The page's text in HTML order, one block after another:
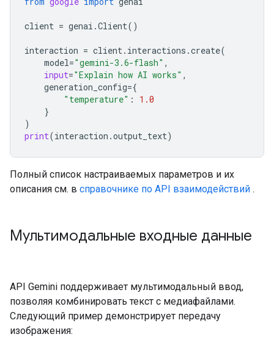
client = genai .Client()
interaction = client. interactions .create(
model="gemini-3.6-flash" ,
input="Explain how AI works" ,
generation_config={
"temperature" :
1.0
}
)
print(interaction .output_text)
Полный список настраиваемых параметров и их
описания см. в справочнике по API взаимодействий .
Мультимодальные входные данные
API Gemini поддерживает мультимодальный ввод,
позволяя комбинировать текст с медиафайлами.
Следующий пример демонстрирует передачу
изображения: